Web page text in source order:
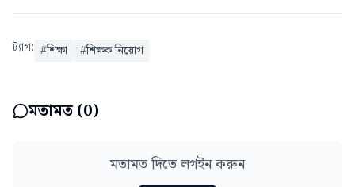
ট্যাগ: #শিক্ষা #শিক্ষক নিয়োগ
মতামত (0)
মতামত দিতে লগইন করুন